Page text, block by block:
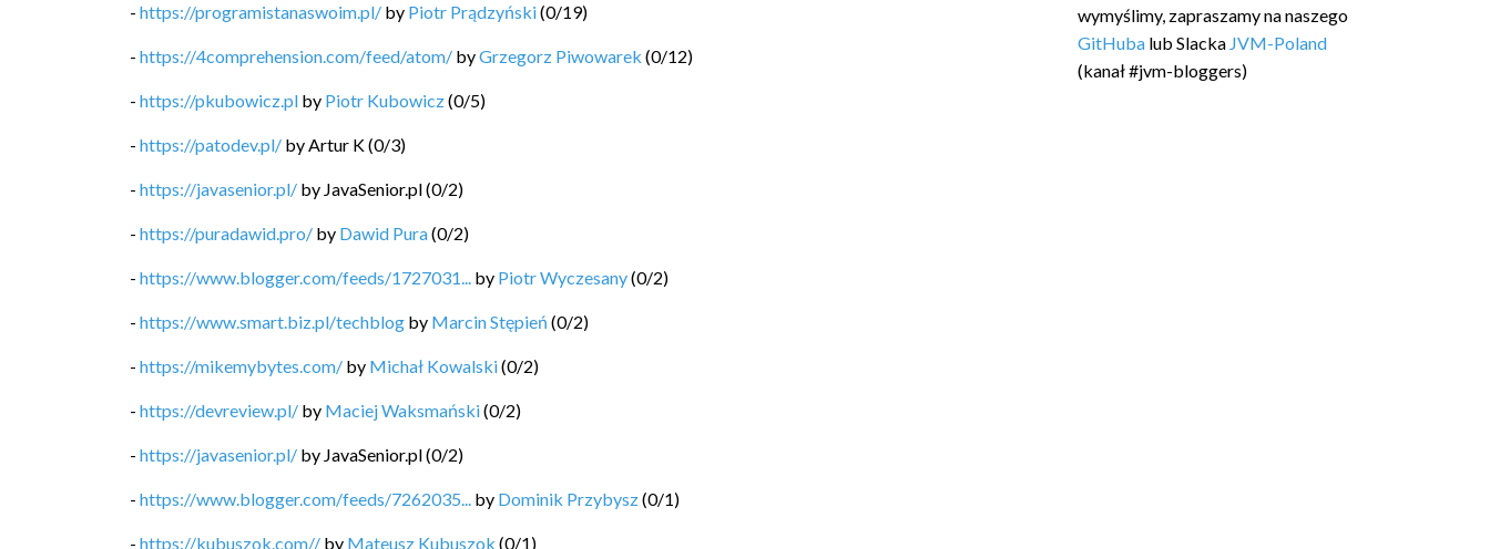
- https://programistanaswoim.pl/ by Piotr Prądzyński(0/19)
- https://4comprehension.com/feed/atom/ byGrzegorz Piwowarek (0/12)
- https://pkubowicz.pl by Piotr Kubowicz(0/5)
- https://patodev.pl/ byArtur K(0/3)
- https://javasenior.pl/ by JavaSenior.pl(0/2)
- https://puradawid.pro/ by Dawid Pura(0/2)
- https://www.blogger.com/feeds/1727031... by Piotr Wyczesany(0/2)
- https://www.smart.biz.pl/techblog by Marcin Stępień (0/2)
- https://mikemybytes.com/ by Michał Kowalski(0/2)
- https://devreview.pl/ by Maciej Waksmański(0/2)
- https://javasenior.pl/ by JavaSenior.pl(0/2)
- https://www.blogger.com/feeds/7262035... by Dominik Przybysz(0/1)
- https://kubuszok.com// by Mateusz Kubuszok (0/1)
wymyślimy, zapraszamy na naszego
GitHuba lub Slacka JVM-Poland
(kanał #jvm-bloggers)